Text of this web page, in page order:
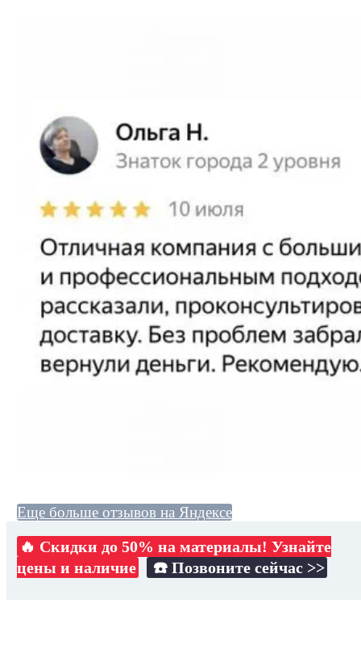
Еще больше отзывов на Яндексе
🔥 Скидки до 50% на материалы! Узнайте
цены и наличие
☎️ Позвоните сейчас >>